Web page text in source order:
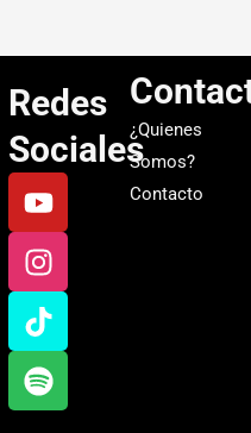
Redes
Sociales
Y
o
u
t
u
b
e
I
n
s
t
a
g
r
a
T
i
k
t
o
k
S
p
o
t
i
f
y
¿Quienes
Somos?
Contacto